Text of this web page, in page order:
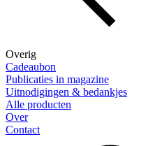
Overig
Cadeaubon
Publicaties in magazine
Uitnodigingen & bedankjes
Alle producten
Over
Contact